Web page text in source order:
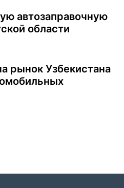
автозаправочную
области
рынок Узбекистана